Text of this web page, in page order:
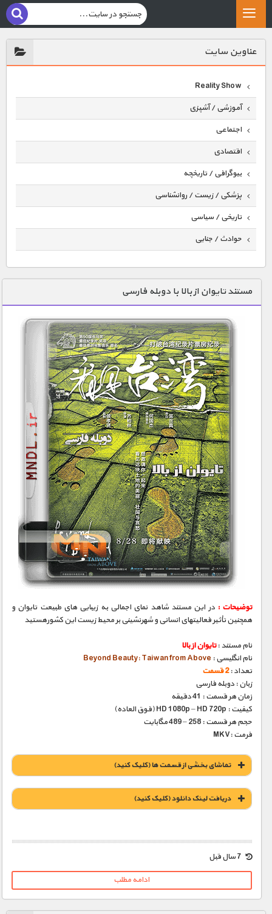
عناوين سايت
Reality Show
آموزشی / آشپزی
اجتماعی
اقتصادی
بیوگرافی / تاریخچه
پزشکی / زیست / روانشناسی
تاریخی / سیاسی
حوادث / جنایی
دنیای خوراکی ها
زمین شناسی / محیط زیست
سازه/ معماری/ مهندسی
سرگرمی
شناخت کودکان
طبیعت
علم و فناوری
فرهنگ / هنر
کیهان / نجوم
گردشگری
ماورایی
مسابقات / ورزشی
مستند های اختصاصی
مستند تایوان از بالا با دوبله فارسی
توضیحات :در این مستند شاهد نمای اجمالی به زیبایی های طبیعت تایوان و
همچنین تأثیر فعالیتهای انسانی و شهرنشینی بر محیط زیست این کشورهستید
نام مستند :تایوان از بالا
نام انگلیسی : Beyond Beauty: Taiwan from Above
تعداد :2 قسمت
زبان : دوبله فارسی
زمان هر قسمت : 41 دقیقه
کیفیت : HD 1080p – HD 720p (فوق العاده)
حجم هر قسمت : 258 – 489 مگابایت
فرمت :MKV
تماشای بخشی از قسمت ها (کلیک کنید)
دریافت لينک دانلود (کليک کنيد)
1900 تومان – دانلود قسمت 1 (افزودن به سبد خريد)
ادامه مطلب